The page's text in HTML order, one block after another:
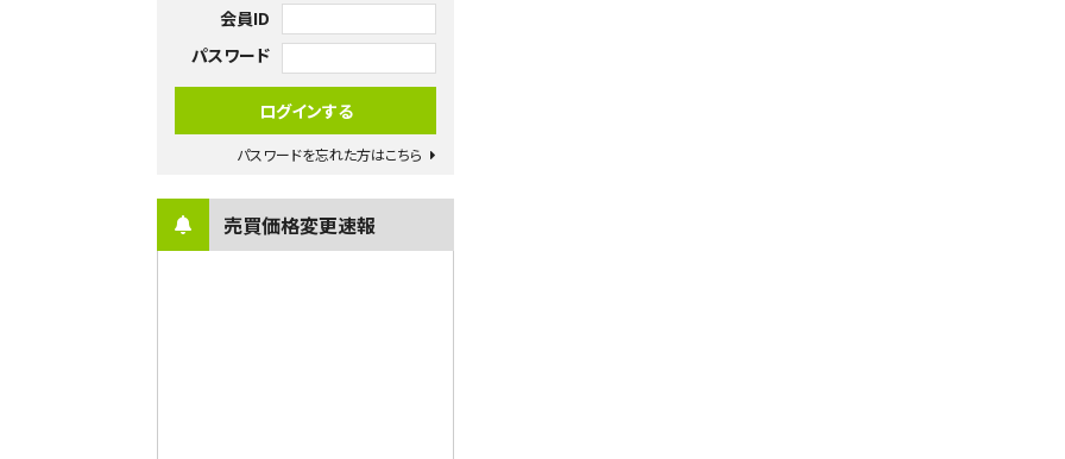
会員ID
パスワード
パスワードを忘れた方はこちら
売買価格変更速報